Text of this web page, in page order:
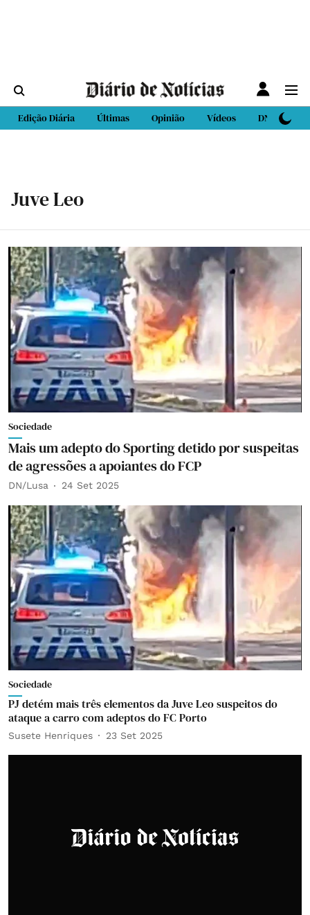
Edição Diária Últimas Opinião Vídeos DN Sport
Juve Leo
Sociedade
Mais um adepto do Sporting detido por suspeitas
de agressões a apoiantes do FCP
DN/Lusa 24 Set 2025
Sociedade
PJ detém mais três elementos da Juve Leo suspeitos do
ataque a carro com adeptos do FC Porto
Susete Henriques 23 Set 2025